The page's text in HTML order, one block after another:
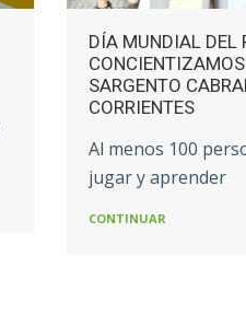
DÍA MUNDIAL DEL
SARGENTO
CORRIENTES
Al menos 100
jugar y aprender
CONTINUAR